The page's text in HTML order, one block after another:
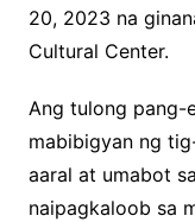
20, 2023 na
Cultural Center.
Ang tulong pang-
mabibigyan ng
aaral at umabot
naipagkaloob sa